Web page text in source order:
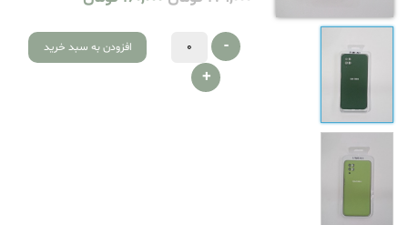
-
+
افزودن به سبد خرید